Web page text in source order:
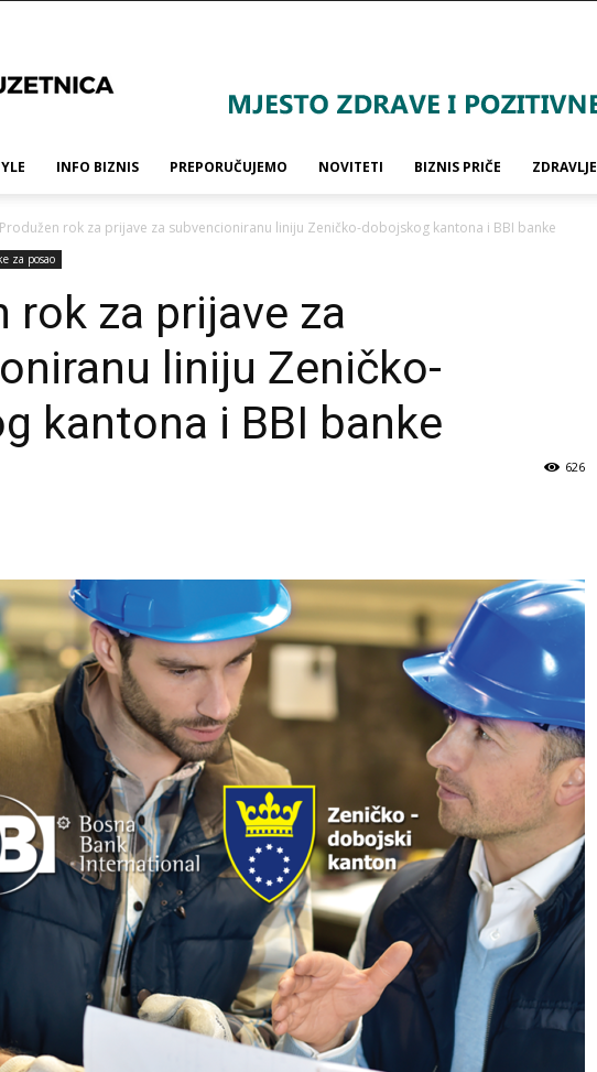
INFO BIZNIS PREPORUČUJEMO NOVITETI BIZNIS PRIČE ZDRAVLJE
Produžen rok za prijave za subvencioniranu liniju Zeničko-dobojskog kantona i BBI banke
za posao
rok za prijave za
liniju Zeničko-
kantona i BBI banke
626